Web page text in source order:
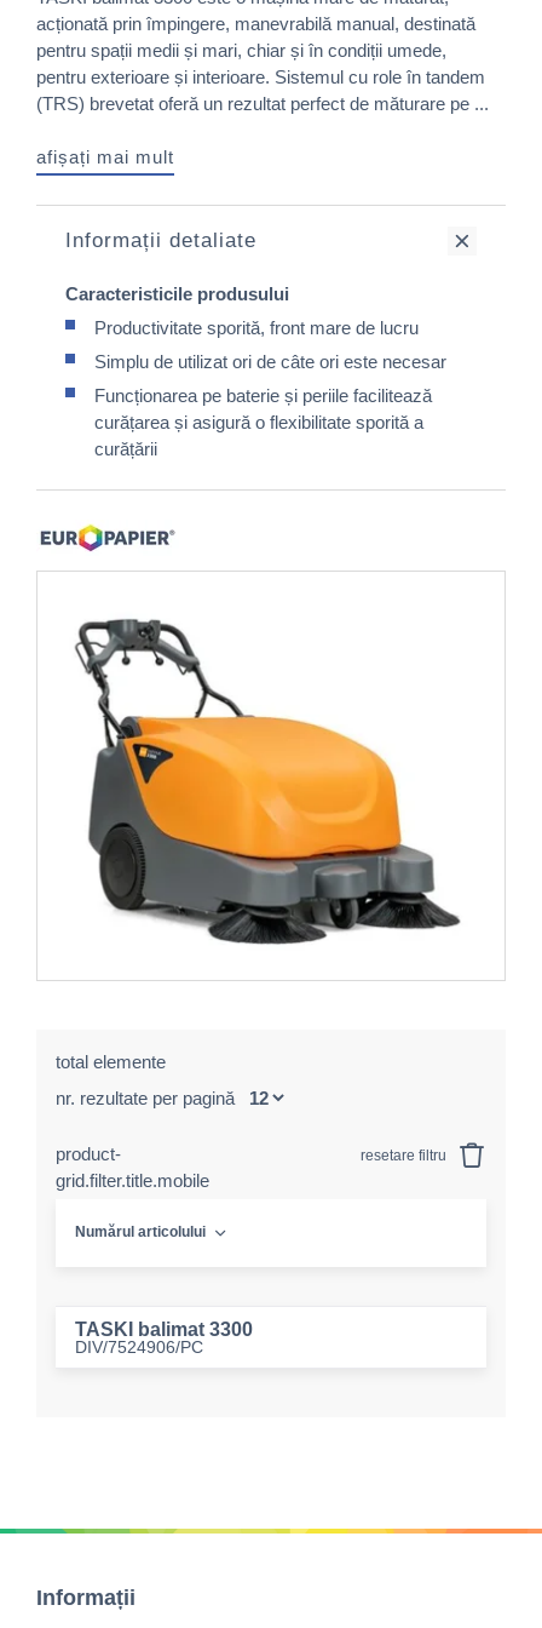
acționată prin împingere, manevrabilă manual, destinată
pentru spații medii și mari, chiar și în condiții umede,
pentru exterioare și interioare. Sistemul cu role în tandem
(TRS) brevetat oferă un rezultat perfect de măturare pe ...
afișați mai mult
Informații detaliate
Caracteristicile produsului
Productivitate sporită, front mare de lucru
Simplu de utilizat ori de câte ori este necesar
Funcționarea pe baterie și periile facilitează
curățarea și asigură o flexibilitate sporită a
curățării
total elemente
nr. rezultate per pagină
product-
grid.filter.title.mobile
resetare filtru
Numărul articolului
TASKI balimat 3300
DIV/7524906/PC
Informații